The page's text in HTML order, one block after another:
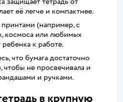
её легче и компактнее.
(например, с
космоса или любимых
к работе.
что бумага достаточно
чтобы не просвечивала и
и ручками.
в крупную